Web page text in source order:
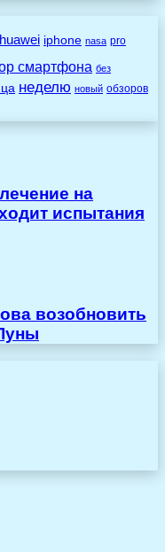
huawei iphone nasa pro
смартфона без
неделю новый обзоров
на
испытания
возобновить